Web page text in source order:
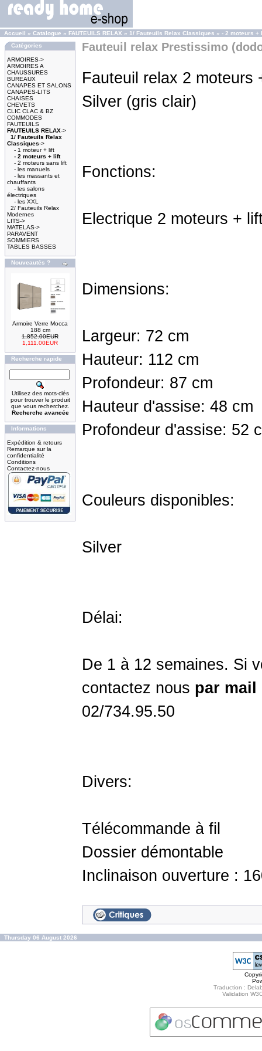
Accueil » Catalogue » FAUTEUILS RELAX » 1/ Fauteuils Relax Classiques » - 2 moteurs +
Catégories
ARMOIRES->
ARMOIRES A
CHAUSSURES
BUREAUX
CANAPES ET SALONS
CANAPES-LITS
CHAISES
CHEVETS
CLIC CLAC & BZ
COMMODES
FAUTEUILS
FAUTEUILS RELAX->
1/ Fauteuils Relax
Classiques->
- 1 moteur + lift
- 2 moteurs + lift
- 2 moteurs sans lift
- les manuels
- les massants et
chauffants
- les salons
électriques
- les XXL
2/ Fauteuils Relax
Modernes
LITS->
MATELAS->
PARAVENT
SOMMIERS
TABLES BASSES
Nouveautés ?
Armoire Verre Mocca
188 cm
1,852.00EUR
1,111.00EUR
Recherche rapide
Utilisez des mots-clés
pour trouver le produit
que vous recherchez.
Recherche avancée
Informations
Expédition & retours
Remarque sur la
confidentialité
Conditions
Contactez-nous
Fauteuil relax Prestissimo
Fauteuil relax 2
Silver (gris clair)
Fonctions:
Electrique 2 moteurs +
Dimensions:
Largeur: 72 cm
Hauteur: 112 cm
Profondeur: 87 cm
Hauteur d'assise: 48 cm
Profondeur d'assise: 52
Couleurs disponibles:
Silver
Délai:
De 1 à 12 semaines. Si
contactez nous par mail
02/734.95.50
Divers:
Télécommande à fil
Dossier démontable
Inclinaison ouverture :
Thursday 06 August 2026
Traduction :
Validation